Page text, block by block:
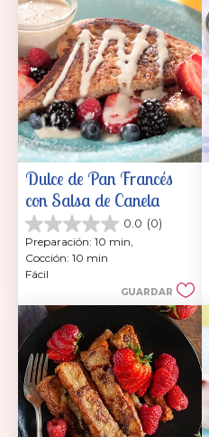
Dulce de Pan Francés
con Salsa de Canela
0.0 (0)
0.0
de
5
estrellas.
Preparación: 10 min,
Cocción: 10 min
Fácil
GUARDAR